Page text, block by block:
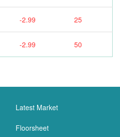
-2.99 25
-2.99 50
Latest Market
Floorsheet